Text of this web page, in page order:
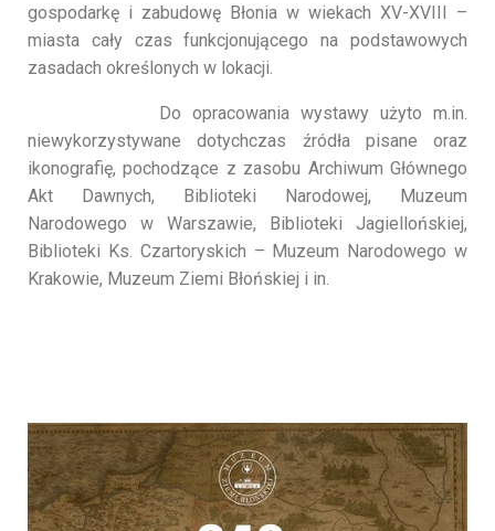
gospodarkę i zabudowę Błonia w wiekach XV-XVIII –
miasta cały czas funkcjonującego na podstawowych
zasadach określonych w lokacji.
Do opracowania wystawy użyto m.in.
niewykorzystywane dotychczas źródła pisane oraz
ikonografię, pochodzące z zasobu Archiwum Głównego
Akt Dawnych, Biblioteki Narodowej, Muzeum
Narodowego w Warszawie, Biblioteki Jagiellońskiej,
Biblioteki Ks. Czartoryskich – Muzeum Narodowego w
Krakowie, Muzeum Ziemi Błońskiej i in.